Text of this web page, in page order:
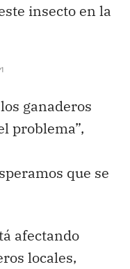
insecto en la
ganaderos
problema”,
que se
afectando
locales,